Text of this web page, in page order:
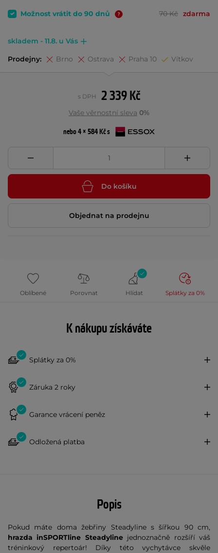
Možnost vrátit do 90 dnů 70 Kč zdarma
skladem - 11.8. u Vás
Prodejny: Brno Ostrava Praha 10 Vítkov
2 339 Kč
s DPH
Vaše věrnostní sleva 0%
nebo 4 × 584 Kč s
Do košíku
Objednat na prodejnu
Oblíbené Porovnat Hlídat Splátky za 0%
K nákupu získáváte
Splátky za 0%
Záruka 2 roky
Garance vrácení peněz
Odložená platba
Popis
Pokud máte doma žebřiny Steadyline s šířkou 90 cm,
hrazda inSPORTline Steadyline jednoznačně rozšíří váš
tréninkový repertoár! Díky této vychytávce skvěle